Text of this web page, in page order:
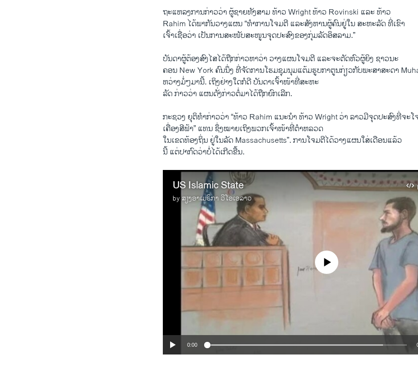
ຖະ​ແຫລ​ງການ​ກ່າວ​ວ່າ ຜູ້​ຊາຍ​ທັງ​ສາມ ທ້າວ Wright ທ້າວ Rovinski ​ແລະ ທ້າວ
Rahim ​ໄດ້​ພາກັນ​ວາງ​ແຜນ “ທຳ​ການ​ໂຈມ​ຕີ ​ແລະ​ສັງຫານຜູ້​ຄົນ​ຢູ່​ໃນ ສະຫະລັດ ທີ່​ເຂົາ
​ເຈົ້າ​ເຊື່ອ​ວ່າ ​ເປັນ​ການ​ສະໜັບສະໜູນ​ຈຸດປະສົງ​ຂອງກຸ່ມລັດ​ອິສລາມ.”
ບັນດາ​ຜູ້​ຕ້ອງ​ສົງ​ໄສ​ໄດ້​ຖືກ​ກ່າວ​ຫາ​ວ່າ ວາງ​ແຜນ​ໂຈມ​ຕີ ​ແລະ​ຈະ​ຕັດ​ຫົວ​ຜູ້ຍິງ​ ຊາວນະ
ຄອນ New York ຄົນນຶ່ງ ທີ່​ຈັດ​ການໂຮມຊຸມນຸມແຕ້ມຮູບ​ກາ​ຕູນກ່ຽວ​ກັບພະ​ສາ​ສະ​ດາ​
ຫວ່າງ​ມໍ່ໆ​ມາ​ນີ້. ​ເຖິງ​ຢ່າງ​ໃດ​ກໍ​ດີ ​ບັນດາ​ເຈົ້າ​ໜ້າ​ທີ່ສະຫະ
ລັດ ກ່າວ​ວ່າ ແຜນ​ດັ່ງກ່າວຕໍ່​ມາ​ໄດ້​ຖືກ​ຍົກ​ເລີກ.
ກະຊວງ ​ຍຸຕິ​ທຳກ່າວ​ວ່າ “ທ້າວ Rahim ​ແນະນຳ ທ້າວ Wright ວ່າ ລາວ​ມີ​ຈຸດປະສົງທີ່​ຈະ
ເຄື່ອງ​ສີຟ້າ” ແທນ ຊຶ່ງໝາຍ​ເຖິງ​ພວກ​ເຈົ້າ​ໜ້າ​ທີ່​ຕຳຫລວດ
ໃນເຂດທ້ອງຖິ່ນ ຢູ່​ໃນ​ລັດ Massachusetts”. ການ​ໂຈມ​ຕີ​ໄດ້​ວາງ​ແຜນ​ໃສ່ເດືອນ​ແລ້ວ
ນີ້ ​ແຕ່​ປາກົດວ່າ​ບໍ່​ໄດ້​ເກີດ​ຂື້ນ.
US Islamic State
by ສຽງອາເມຣິກາ ວີໂອເອລາວ
No media source currently available
0:00